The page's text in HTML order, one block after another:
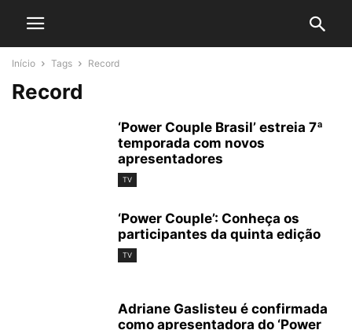
Início Tags Record
Record
‘Power Couple Brasil’ estreia 7ª
temporada com novos
apresentadores
TV
‘Power Couple’: Conheça os
participantes da quinta edição
TV
Adriane Gaslisteu é confirmada
como apresentadora do ‘Power